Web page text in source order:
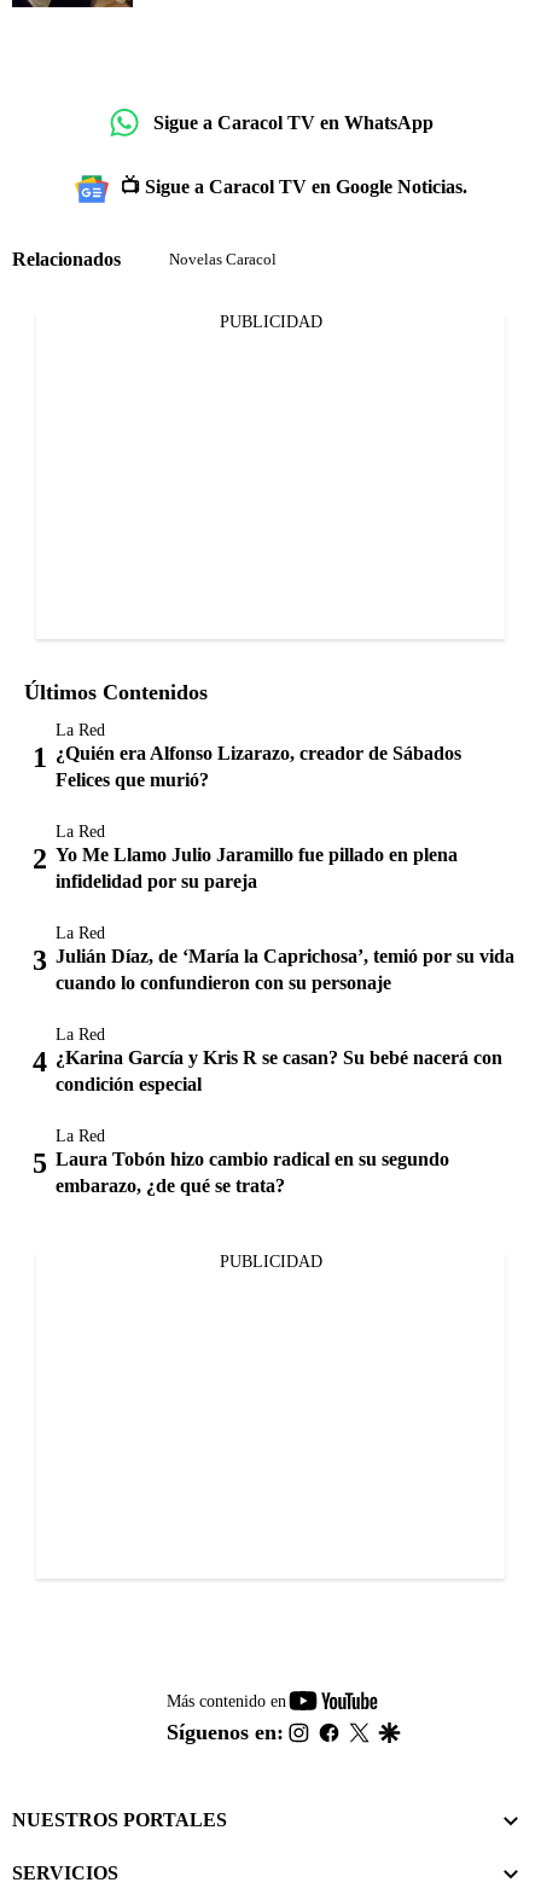
Sigue a Caracol TV en WhatsApp
📺 Sigue a Caracol TV en Google Noticias.
Relacionados Novelas Caracol
PUBLICIDAD
Últimos Contenidos
La Red
¿Quién era Alfonso Lizarazo, creador de Sábados
Felices que murió?
La Red
Yo Me Llamo Julio Jaramillo fue pillado en plena
infidelidad por su pareja
La Red
Julián Díaz, de ‘María la Caprichosa’, temió por su vida
cuando lo confundieron con su personaje
La Red
¿Karina García y Kris R se casan? Su bebé nacerá con
condición especial
La Red
Laura Tobón hizo cambio radical en su segundo
embarazo, ¿de qué se trata?
PUBLICIDAD
Más contenido en
youtube-
footer
Síguenos en: instagram
facebook
twitter
NUESTROS PORTALES
SERVICIOS